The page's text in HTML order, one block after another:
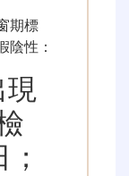
期標
陰性：
現